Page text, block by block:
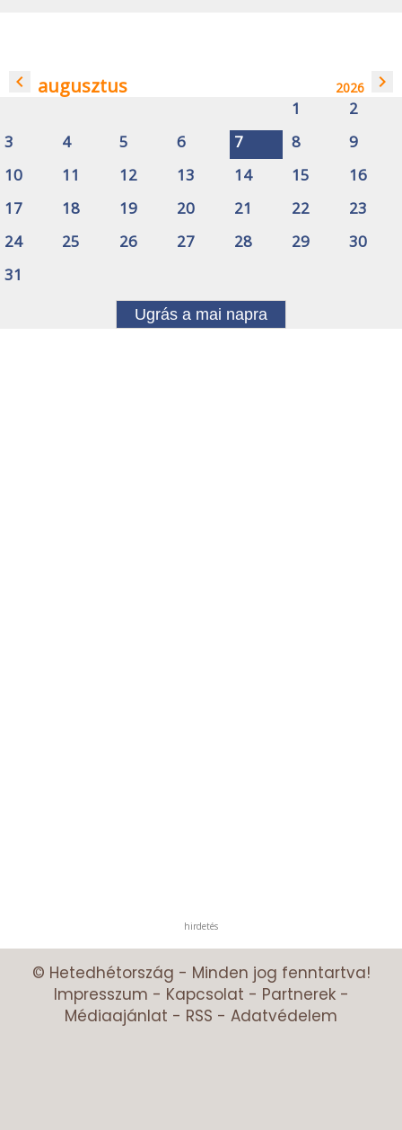
navigate_before augusztus 2026 navigate_next
1
2
3
4 5 6 7 8
9
10
11 12 13 14 15
16
17
18 19 20 21 22
23
24
25 26 27 28 29
30
31
Ugrás a mai napra
hirdetés
© Hetedhétország - Minden jog fenntartva!
Impresszum - Kapcsolat - Partnerek-
Médiaajánlat - RSS - Adatvédelem